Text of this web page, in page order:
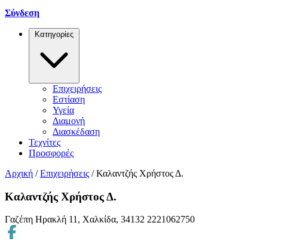
Σύνδεση
Κατηγορίες
Επιχειρήσεις
Εστίαση
Υγεία
Διαμονή
Διασκέδαση
Τεχνίτες
Προσφορές
Αρχική / Επιχειρήσεις / Καλαντζής Χρήστος Δ.
Καλαντζής Χρήστος Δ.
Γαζέπη Ηρακλή 11, Χαλκίδα, 34132 2221062750